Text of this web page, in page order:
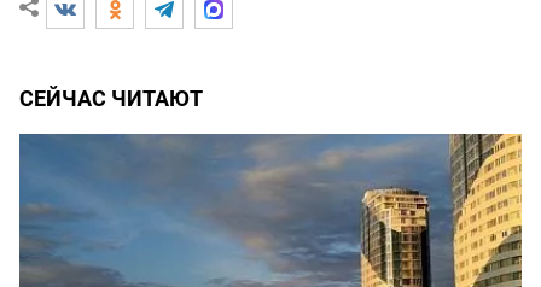
СЕЙЧАС ЧИТАЮТ